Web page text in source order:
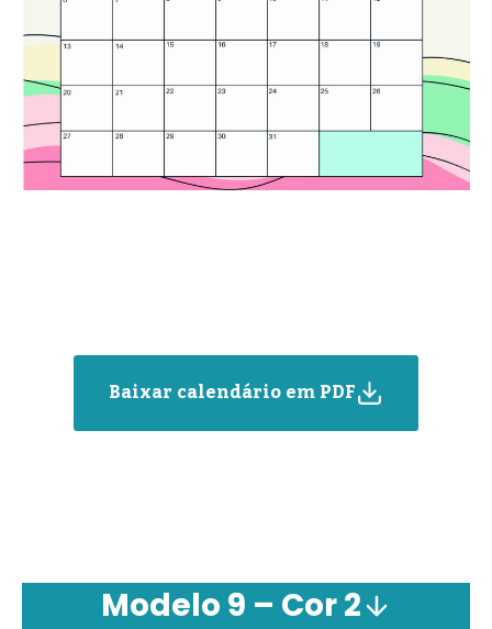
Baixar calendário em PDF
Modelo 9 – Cor2